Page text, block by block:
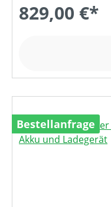
829,00 €*
Bestellanfrage